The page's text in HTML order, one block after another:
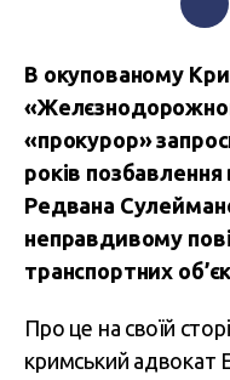
В окупованому
«прокурор»
років
Редвана
неправдивому
транспортних
Про це на своїй
кримський адвокат